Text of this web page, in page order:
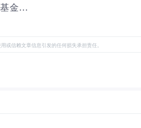
金...
或信赖文章信息引发的任何损失承担责任。